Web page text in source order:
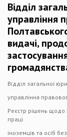
Відділ
управління
видачі,
Відділ загальної
управління
Реєстр рішень щодо
праці
іноземців та осіб